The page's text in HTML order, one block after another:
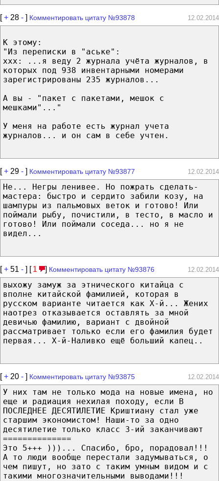
[+ 28 - ] Комментировать цитату №93878 12.02.2014
К этому:
"Из переписки в "аське":
xxx: ...я веду 2 журнала учёта журналов, в
которых под 938 инвентарными номерами
зарегистрированы 235 журналов...
А вы - "пакет с пакетами, мешок с
мешками"..."
У меня на работе есть журнал учета
журналов... и он сам в себе учтен.
[+ 29 - ] Комментировать цитату №93877 12.02.2014
Не... Негры ленивее. Но пожрать сделать-
мастера: быстро и сердито забили козу, на
шампуры из пальмовых веток и готово! Или
поймали рыбу, почистили, в тесто, в масло и
готово! Или поймали соседа... но я не
видел...
[+ 51 - ] [ 1 ] Комментировать цитату №93876 12.02.2014
выхожу замуж за этнического китайца с
вполне китайской фамилией, которая в
русском варианте читается как Х-й... Жених
наотрез отказывается оставлять за мной
девичью фамилию, вариант с двойной
рассматривает только если его фамилия будет
первая... Х-й-Наливко ещё больший капец..
[+ 20 - ] Комментировать цитату №93875 12.02.2014
У них там не только мода на новые имена, но
еще и радиация нехилая походу, если В
ПОСЛЕДНЕЕ ДЕСЯТИЛЕТИЕ Криштиану стал уже
старшим экономистом! Наши-то за одно
десятилетие только класс 3-ий заканчивают
==============
Это 5+++ )))... Спасибо, бро, порадовал!!!
А то люди вообще перестали задумываться, о
чем пишут, но зато с таким умным видом и с
такими многозначительными выводами!!!